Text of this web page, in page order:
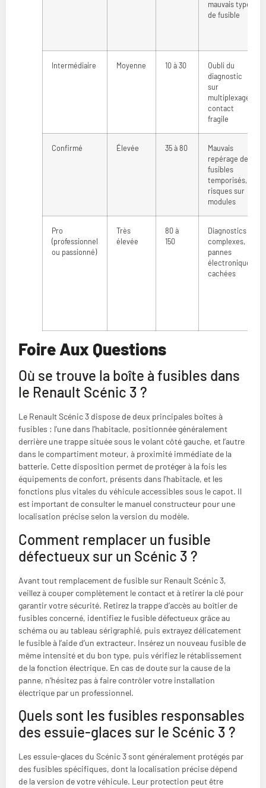
mauvais type
de fusible
Intermédiaire Moyenne 10 à 30
Oubli du
diagnostic
sur
multiplexage,
contact
fragile
Confirmé Élevée 35 à 80
Mauvais
repérage des
fusibles
temporisés,
risques sur
modules
Pro
(professionnel
ou passionné)
Très
élevée
80 à
150
Diagnostics
complexes,
pannes
électroniques
cachées
Foire Aux Questions
Où se trouve la boîte à fusibles dans
le Renault Scénic 3 ?
Le Renault Scénic 3 dispose de deux principales boîtes à
fusibles : l’une dans l’habitacle, positionnée généralement
derrière une trappe située sous le volant côté gauche, et l’autre
dans le compartiment moteur, à proximité immédiate de la
batterie. Cette disposition permet de protéger à la fois les
équipements de confort, présents dans l’habitacle, et les
fonctions plus vitales du véhicule accessibles sous le capot. Il
est important de consulter le manuel constructeur pour une
localisation précise selon la version du modèle.
Comment remplacer un fusible
défectueux sur un Scénic 3 ?
Avant tout remplacement de fusible sur Renault Scénic 3,
veillez à couper complètement le contact et à retirer la clé pour
garantir votre sécurité. Retirez la trappe d’accès au boîtier de
fusibles concerné, identifiez le fusible défectueux grâce au
schéma ou au tableau sérigraphié, puis extrayez délicatement
le fusible à l’aide d’un extracteur. Insérez un nouveau fusible de
même intensité et du bon type, puis vérifiez le rétablissement
de la fonction électrique. En cas de doute sur la cause de la
panne, n’hésitez pas à faire contrôler votre installation
électrique par un professionnel.
Quels sont les fusibles responsables
des essuie-glaces sur le Scénic 3 ?
Les essuie-glaces du Scénic 3 sont généralement protégés par
des fusibles spécifiques, dont la localisation précise dépend
de la version de votre véhicule. Leur protection peut être